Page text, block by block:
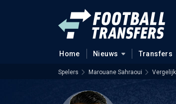
Home Nieuws Transfers
Spelers Marouane Sahraoui